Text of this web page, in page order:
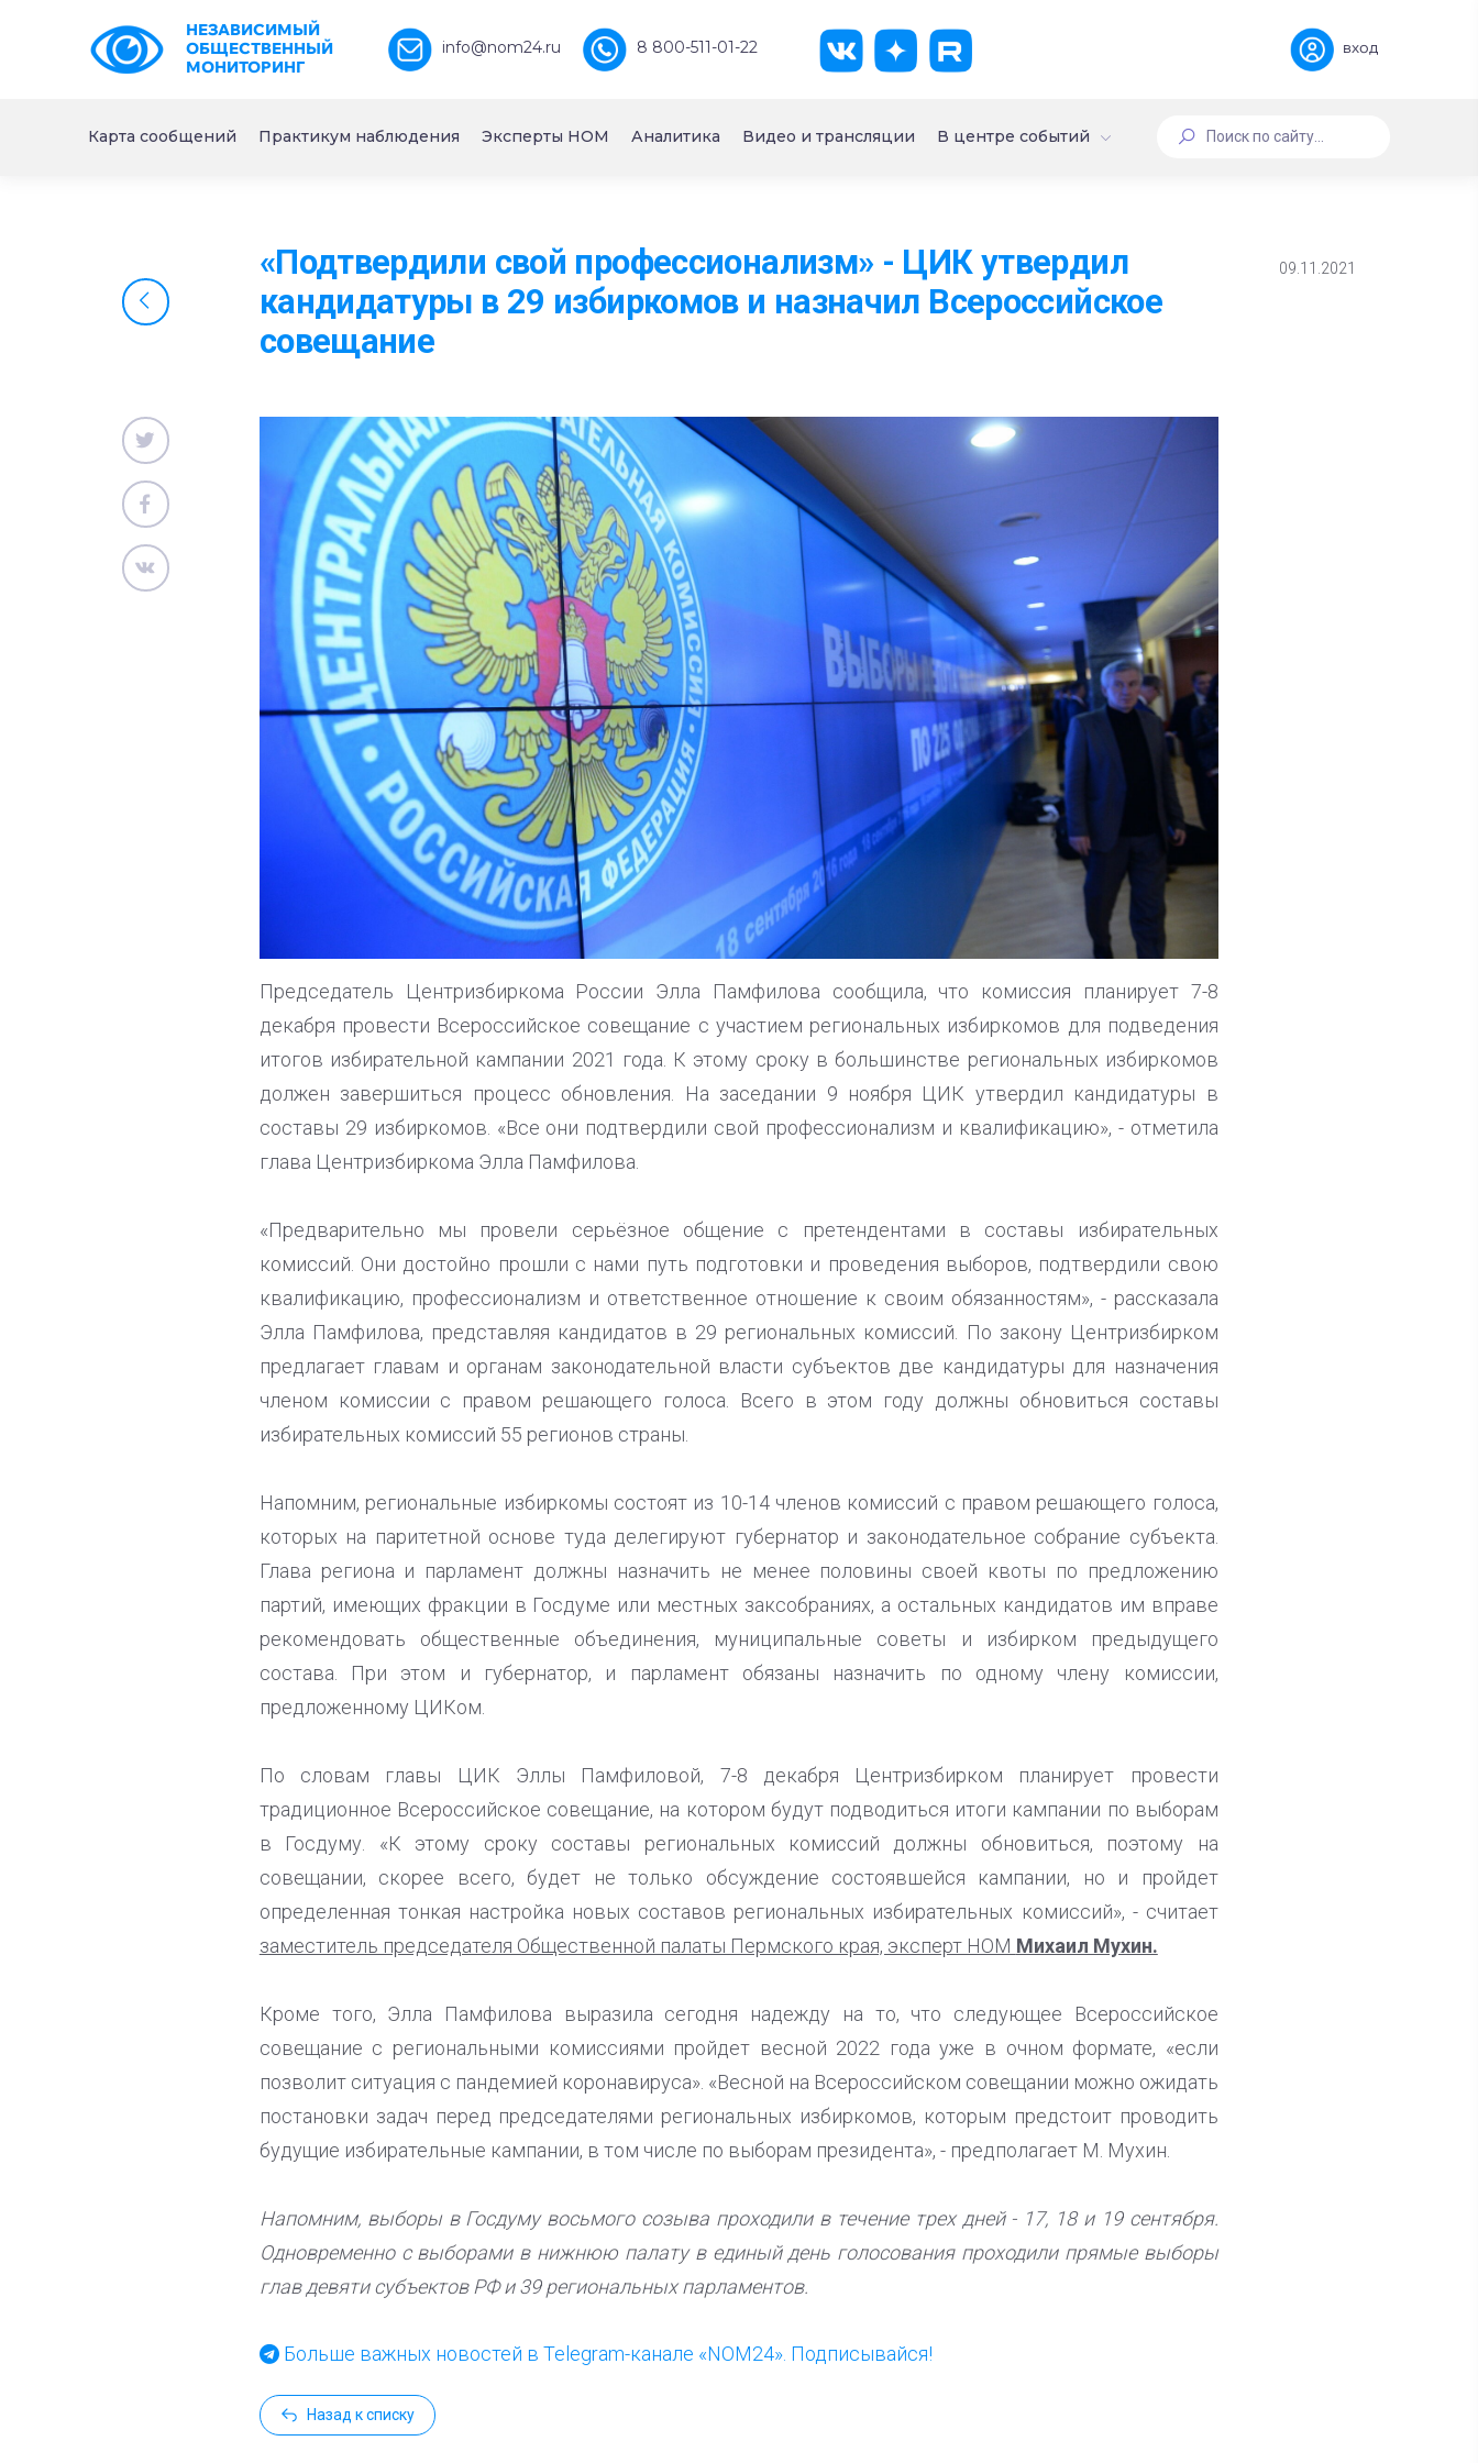
НЕЗАВИСИМЫЙ
ОБЩЕСТВЕННЫЙ
МОНИТОРИНГ
info@nom24.ru 8 800-511-01-22 вход
Карта сообщений Практикум наблюдения Эксперты НОМ Аналитика Видео и трансляции В центре событий
«Подтвердили свой профессионализм» - ЦИК утвердил
кандидатуры в 29 избиркомов и назначил Всероссийское
совещание
09.11.2021
Председатель Центризбиркома России Элла Памфилова сообщила, что комиссия планирует 7-8
декабря провести Всероссийское совещание с участием региональных избиркомов для подведения
итогов избирательной кампании 2021 года. К этому сроку в большинстве региональных избиркомов
должен завершиться процесс обновления. На заседании 9 ноября ЦИК утвердил кандидатуры в
составы 29 избиркомов. «Все они подтвердили свой профессионализм и квалификацию», - отметила
глава Центризбиркома Элла Памфилова.
«Предварительно мы провели серьёзное общение с претендентами в составы избирательных
комиссий. Они достойно прошли с нами путь подготовки и проведения выборов, подтвердили свою
квалификацию, профессионализм и ответственное отношение к своим обязанностям», - рассказала
Элла Памфилова, представляя кандидатов в 29 региональных комиссий. По закону Центризбирком
предлагает главам и органам законодательной власти субъектов две кандидатуры для назначения
членом комиссии с правом решающего голоса. Всего в этом году должны обновиться составы
избирательных комиссий 55 регионов страны.
Напомним, региональные избиркомы состоят из 10-14 членов комиссий с правом решающего голоса,
которых на паритетной основе туда делегируют губернатор и законодательное собрание субъекта.
Глава региона и парламент должны назначить не менее половины своей квоты по предложению
партий, имеющих фракции в Госдуме или местных заксобраниях, а остальных кандидатов им вправе
рекомендовать общественные объединения, муниципальные советы и избирком предыдущего
состава. При этом и губернатор, и парламент обязаны назначить по одному члену комиссии,
предложенному ЦИКом.
По словам главы ЦИК Эллы Памфиловой, 7-8 декабря Центризбирком планирует провести
традиционное Всероссийское совещание, на котором будут подводиться итоги кампании по выборам
в Госдуму. «К этому сроку составы региональных комиссий должны обновиться, поэтому на
совещании, скорее всего, будет не только обсуждение состоявшейся кампании, но и пройдет
определенная тонкая настройка новых составов региональных избирательных комиссий», - считает
заместитель председателя Общественной палаты Пермского края, эксперт НОМ Михаил Мухин.
Кроме того, Элла Памфилова выразила сегодня надежду на то, что следующее Всероссийское
совещание с региональными комиссиями пройдет весной 2022 года уже в очном формате, «если
позволит ситуация с пандемией коронавируса». «Весной на Всероссийском совещании можно ожидать
постановки задач перед председателями региональных избиркомов, которым предстоит проводить
будущие избирательные кампании, в том числе по выборам президента», - предполагает М. Мухин.
Напомним, выборы в Госдуму восьмого созыва проходили в течение трех дней - 17, 18 и 19 сентября.
Одновременно с выборами в нижнюю палату в единый день голосования проходили прямые выборы
глав девяти субъектов РФ и 39 региональных парламентов.
Больше важных новостей в Telegram-канале «NOM24». Подписывайся!
Назад к списку